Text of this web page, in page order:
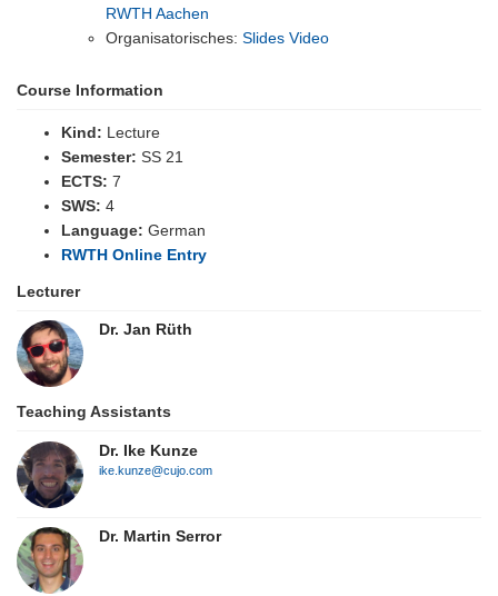
RWTH Aachen
Organisatorisches: Slides Video
Course Information
Kind: Lecture
Semester: SS 21
ECTS: 7
SWS: 4
Language: German
RWTH Online Entry
Lecturer
Dr. Jan Rüth
Teaching Assistants
Dr. Ike Kunze
ike.kunze@cujo.com
Dr. Martin Serror